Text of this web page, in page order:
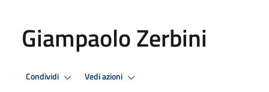
Giampaolo Zerbini
Condividi Vedi azioni